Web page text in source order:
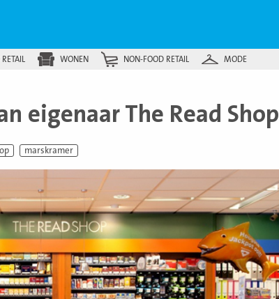
WONEN NON-FOOD RETAIL MODE
eigenaar The Read Shop
marskramer